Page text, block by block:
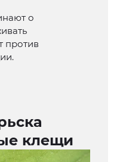
о
против
клещи